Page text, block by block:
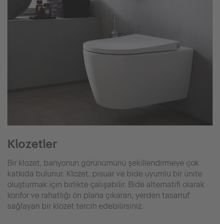
Klozetler
Bir klozet, banyonun görünümünü şekillendirmeye çok
katkıda bulunur. Klozet, pisuar ve bide uyumlu bir ünite
oluşturmak için birlikte çalışabilir. Bide alternatifi olarak
konfor ve rahatlığı ön plana çıkaran, yerden tasarruf
sağlayan bir klozet tercih edebilirsiniz.